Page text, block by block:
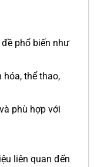
phổ biến như
hóa, thể thao,
phù hợp với
liên quan đến